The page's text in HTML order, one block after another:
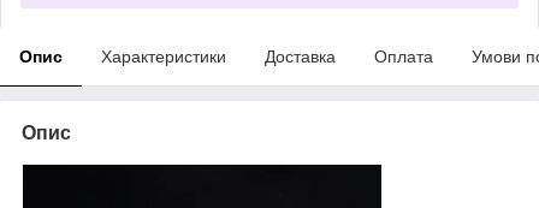
Опис Характеристики Доставка Оплата Умови
Опис